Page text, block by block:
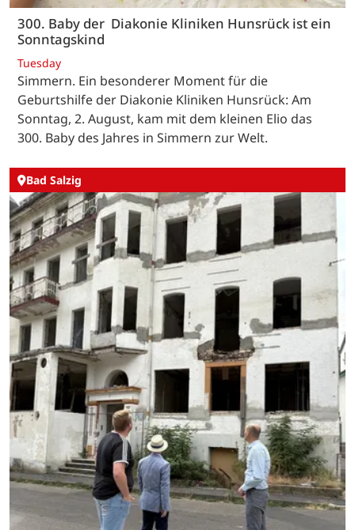
300. Baby der Diakonie Kliniken Hunsrück ist ein
Sonntagskind
Tuesday
Simmern. Ein besonderer Moment für die
Geburtshilfe der Diakonie Kliniken Hunsrück: Am
Sonntag, 2. August, kam mit dem kleinen Elio das
300. Baby des Jahres in Simmern zur Welt.
Bad Salzig